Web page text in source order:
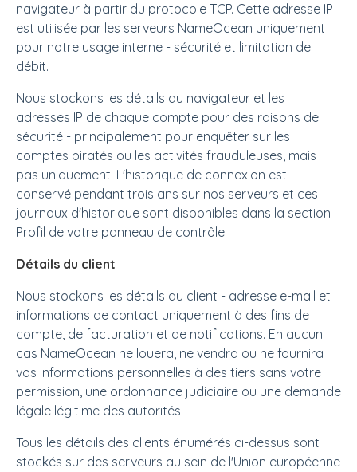
navigateur à partir du protocole TCP. Cette adresse IP
est utilisée par les serveurs NameOcean uniquement
pour notre usage interne - sécurité et limitation de
débit.
Nous stockons les détails du navigateur et les
adresses IP de chaque compte pour des raisons de
sécurité - principalement pour enquêter sur les
comptes piratés ou les activités frauduleuses, mais
pas uniquement. L'historique de connexion est
conservé pendant trois ans sur nos serveurs et ces
journaux d'historique sont disponibles dans la section
Profil de votre panneau de contrôle.
Détails du client
Nous stockons les détails du client - adresse e-mail et
informations de contact uniquement à des fins de
compte, de facturation et de notifications. En aucun
cas NameOcean ne louera, ne vendra ou ne fournira
vos informations personnelles à des tiers sans votre
permission, une ordonnance judiciaire ou une demande
légale légitime des autorités.
Tous les détails des clients énumérés ci-dessus sont
stockés sur des serveurs au sein de l'Union européenne